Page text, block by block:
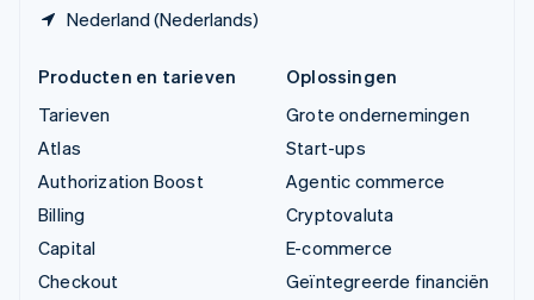
Nederland (Nederlands)
Producten en tarieven
Tarieven
Atlas
Authorization Boost
Billing
Capital
Checkout
Oplossingen
Grote ondernemingen
Start-ups
Agentic commerce
Cryptovaluta
E-commerce
Geïntegreerde financiën